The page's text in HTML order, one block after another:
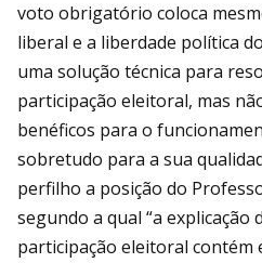
voto obrigatório coloca
liberal e a liberdade política
uma solução técnica para
participação eleitoral, mas
benéficos para o
sobretudo para a sua
perfilho a posição do
segundo a qual “a explicação
participação eleitoral contém